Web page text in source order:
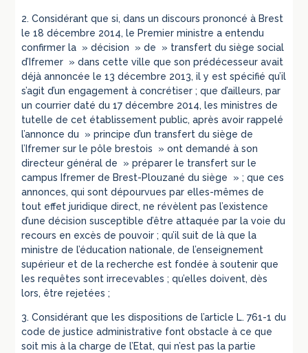
2. Considérant que si, dans un discours prononcé à Brest
le 18 décembre 2014, le Premier ministre a entendu
confirmer la » décision » de » transfert du siège social
d’Ifremer » dans cette ville que son prédécesseur avait
déjà annoncée le 13 décembre 2013, il y est spécifié qu’il
s’agit d’un engagement à concrétiser ; que d’ailleurs, par
un courrier daté du 17 décembre 2014, les ministres de
tutelle de cet établissement public, après avoir rappelé
l’annonce du » principe d’un transfert du siège de
l’Ifremer sur le pôle brestois » ont demandé à son
directeur général de » préparer le transfert sur le
campus Ifremer de Brest-Plouzané du siège » ; que ces
annonces, qui sont dépourvues par elles-mêmes de
tout effet juridique direct, ne révèlent pas l’existence
d’une décision susceptible d’être attaquée par la voie du
recours en excès de pouvoir ; qu’il suit de là que la
ministre de l’éducation nationale, de l’enseignement
supérieur et de la recherche est fondée à soutenir que
les requêtes sont irrecevables ; qu’elles doivent, dès
lors, être rejetées ;
3. Considérant que les dispositions de l’article L. 761-1 du
code de justice administrative font obstacle à ce que
soit mis à la charge de l’Etat, qui n’est pas la partie